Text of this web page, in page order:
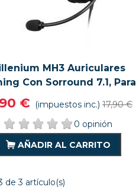
RÁPIDA VER MÁS
MH3 Auriculares
Con Sorround 7.1, Para
PC-PS4-Móvil,
€ (impuestos inc.) 17,90 €
0 opinión
AÑADIR AL CARRITO
de 3 artículo(s)